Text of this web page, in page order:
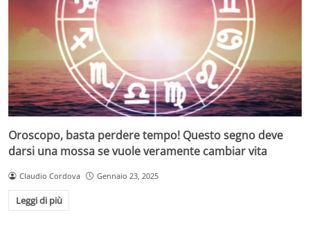
Oroscopo, basta perdere tempo! Questo segno deve
darsi una mossa se vuole veramente cambiar vita
Claudio Cordova Gennaio 23, 2025
Leggi di più